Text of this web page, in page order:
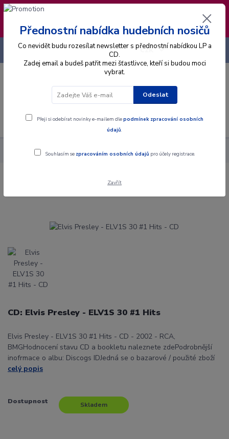
❣️ Od 4.8. do 13.8. čerpám dovolenou. Datum
expedice objednávek se posouvá na pátek
14.8.2026 🐋
Menu
CZK
+420 725 736 293
Alba CD Elvis Presley - ELV1S 30 #1 Hits - CD
Elvis Presley - ELV1S 30 #1 Hits - CD
CD: Elvis Presley - ELV1S 30 #1 Hits
Elvis Presley - ELV1S 30 #1 Hits - CD - 2002 - RCA,
BMGHodnocení stavu CD a bookletu naleznete zdePodrobnější
inofrmace o albu: Discogs IDJedná se o bazarové / použité zboží
celý popis
Dostupnost Skladem
Přednostní nabídka hudebních nosičů
Co nevidět budu rozesílat newsletter s přednostní nabídkou LP a
CD.
Zadej email a budeš patřit mezi šťastlivce, kteří si budou moci
vybrat.
Odeslat
Přeji si odebírat novinky e-mailem dlepodmínek zpracování osobních
údajů.
Souhlasím se zpracováním osobních údajů pro účely registrace.
Zavřít